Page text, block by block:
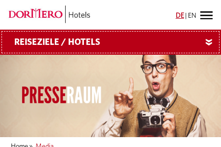
DE EN
REISEZIELE / HOTELS »